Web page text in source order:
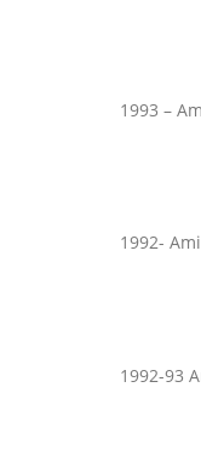
1993 –
1992-
1992-93